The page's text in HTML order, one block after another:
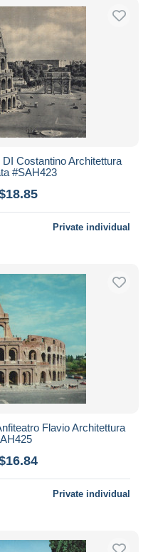
Costantino Architettura
#SAH423
Private individual
Flavio Architettura
Private individual